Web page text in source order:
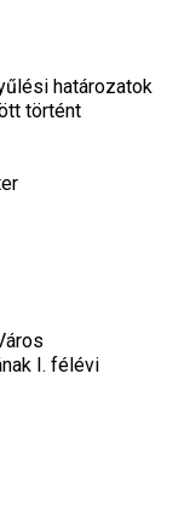
határozatok
történt
I. félévi